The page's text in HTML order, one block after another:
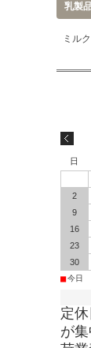
乳製
ミル
日
2
9
16
23
30
■今日
定
が